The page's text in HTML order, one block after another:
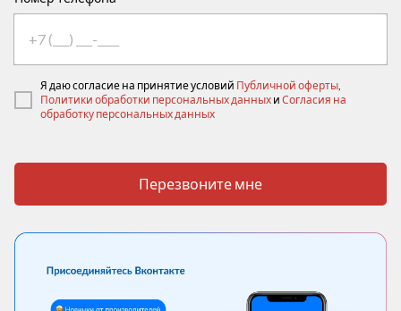
Я даю согласие на принятие условий Публичной оферты,
Политики обработки персональных данных и Согласия на
обработку персональных данных
Перезвоните мне